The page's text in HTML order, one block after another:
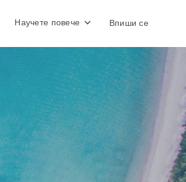
Научете повече Впиши се